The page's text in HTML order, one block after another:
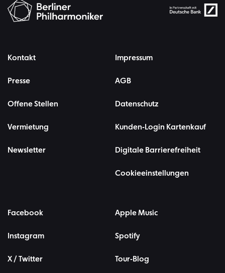
Kontakt
Presse
Offene Stellen
Vermietung
Newsletter
Impressum
AGB
Datenschutz
Kunden-Login Kartenkauf
Digitale Barrierefreiheit
Cookieeinstellungen
Facebook
Instagram
X / Twitter
Apple Music
Spotify
Tour-Blog